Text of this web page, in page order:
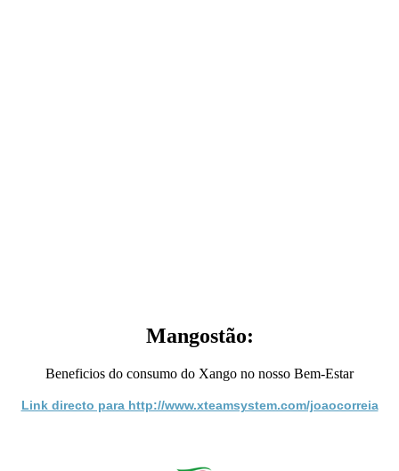
Mangostão:
Beneficios do consumo do Xango no nosso Bem-Estar
Link directo para http://www.xteamsystem.com/joaocorreia